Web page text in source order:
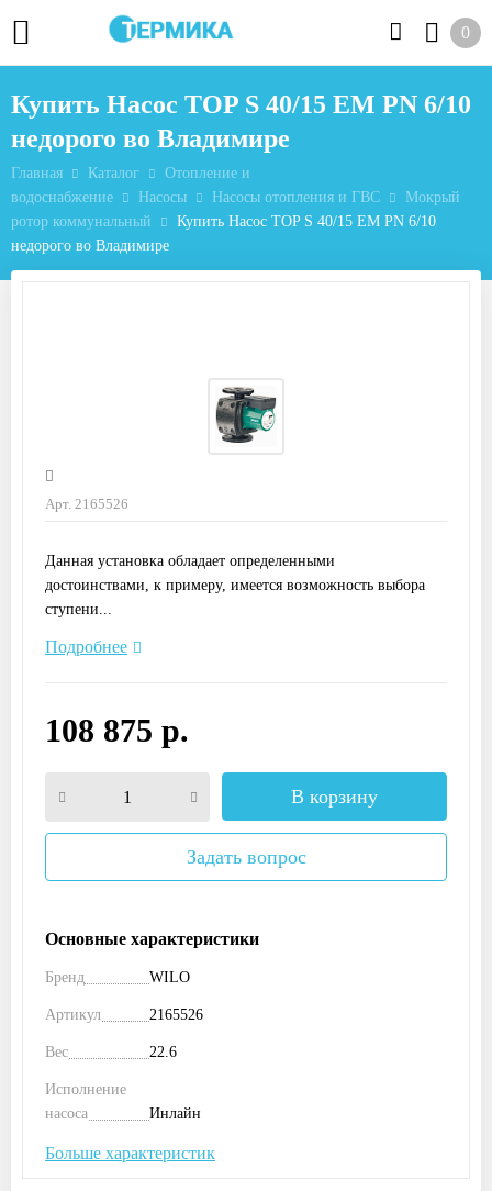
0
Купить Насос TOP S 40/15 EM PN 6/10
недорого во Владимире
Главная Каталог
Отопление и
водоснабжение
Насосы Насосы отопления и ГВС
Мокрый
ротор коммунальный
Купить Насос TOP S 40/15 EM PN 6/10
недорого во Владимире
Арт. 2165526
Данная установка обладает определенными
достоинствами, к примеру, имеется возможность выбора
ступени...
Подробнее
108 875 р.
В корзину
Задать вопрос
Основные характеристики
Бренд WILO
Артикул 2165526
Вес 22.6
Исполнение
насоса
Инлайн
Больше характеристик